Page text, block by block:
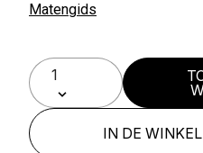
Matengids
IN DE